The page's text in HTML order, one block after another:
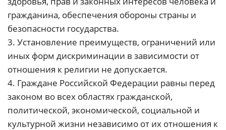
гражданина, обеспечения обороны страны и
безопасности государства.
3. Установление преимуществ, ограничений или
иных форм дискриминации в зависимости от
отношения к религии не допускается.
4. Граждане Российской Федерации равны перед
законом во всех областях гражданской,
политической, экономической, социальной и
культурной жизни независимо от их отношения к